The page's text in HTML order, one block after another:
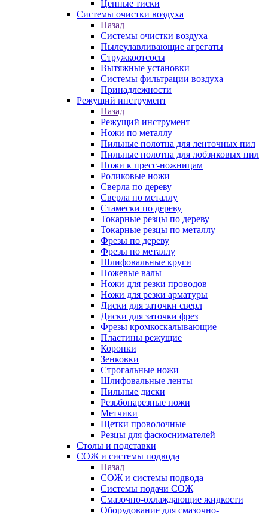
Цепные тиски
Системы очистки воздуха
Назад
Системы очистки воздуха
Пылеулавливающие агрегаты
Стружкоотсосы
Вытяжные установки
Системы фильтрации воздуха
Принадлежности
Режущий инструмент
Назад
Режущий инструмент
Ножи по металлу
Пильные полотна для ленточных пил
Пильные полотна для лобзиковых пил
Ножи к пресс-ножницам
Роликовые ножи
Сверла по дереву
Сверла по металлу
Стамески по дереву
Токарные резцы по дереву
Токарные резцы по металлу
Фрезы по дереву
Фрезы по металлу
Шлифовальные круги
Ножевые валы
Ножи для резки проводов
Ножи для резки арматуры
Диски для заточки сверл
Диски для заточки фрез
Фрезы кромкоскалывающие
Пластины режущие
Коронки
Зенковки
Строгальные ножи
Шлифовальные ленты
Пильные диски
Резьбонарезные ножи
Метчики
Щетки проволочные
Резцы для фаскоснимателей
Столы и подставки
СОЖ и системы подвода
Назад
СОЖ и системы подвода
Системы подачи СОЖ
Смазочно-охлаждающие жидкости
Оборудование для смазочно-